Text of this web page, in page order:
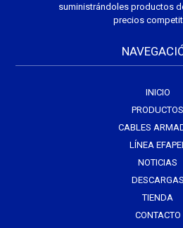
suministrándoles productos
precios
INICIO
PRODUCTOS
CABLES
LÍNEA EFAPEL
NOTICIAS
DESCARGAS
TIENDA
CONTACTO